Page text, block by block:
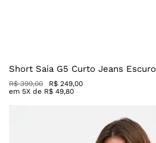
Short Saia G5 Curto Jeans Escuro
R$ 399,00 R$ 249,00
em 5X de R$ 49,80